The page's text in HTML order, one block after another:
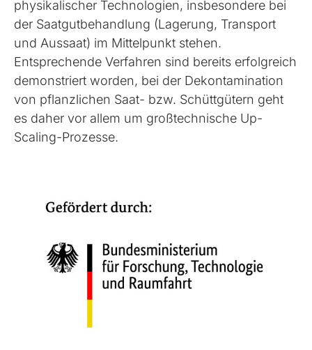
physikalischer Technologien, insbesondere bei
der Saatgutbehandlung (Lagerung, Transport
und Aussaat) im Mittelpunkt stehen.
Entsprechende Verfahren sind bereits erfolgreich
demonstriert worden, bei der Dekontamination
von pflanzlichen Saat- bzw. Schüttgütern geht
es daher vor allem um großtechnische Up-
Scaling-Prozesse.